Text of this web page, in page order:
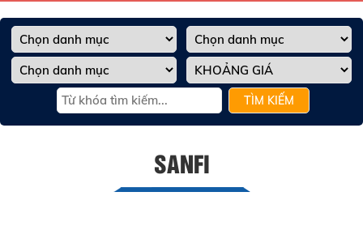
TÌM KIẾM
SANFI